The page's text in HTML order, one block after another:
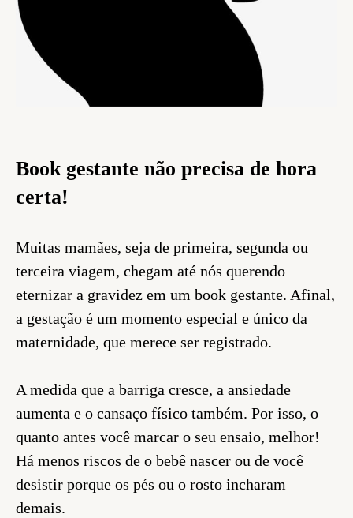
Book gestante não precisa de hora
certa!
Muitas mamães, seja de primeira, segunda ou
terceira viagem, chegam até nós querendo
eternizar a gravidez em um book gestante. Afinal,
a gestação é um momento especial e único da
maternidade, que merece ser registrado.
A medida que a barriga cresce, a ansiedade
aumenta e o cansaço físico também. Por isso, o
quanto antes você marcar o seu ensaio, melhor!
Há menos riscos de o bebê nascer ou de você
desistir porque os pés ou o rosto incharam
demais.